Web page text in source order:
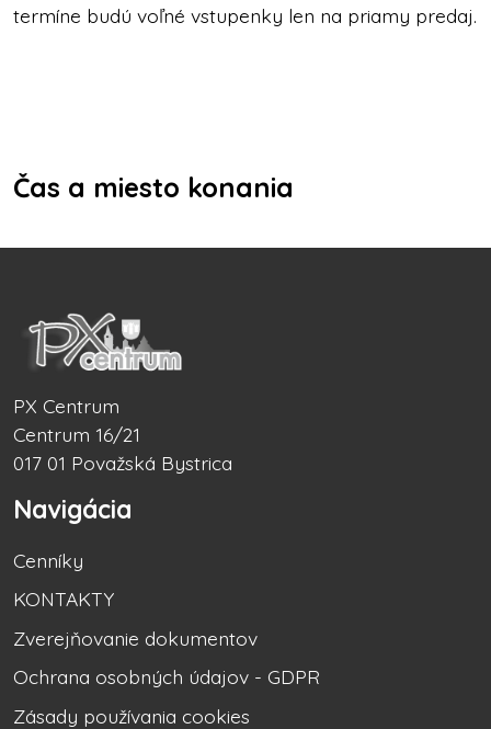
termíne budú voľné vstupenky len na priamy predaj.
Čas a miesto konania
PX Centrum
Centrum 16/21
017 01 Považská Bystrica
Navigácia
Cenníky
KONTAKTY
Zverejňovanie dokumentov
Ochrana osobných údajov - GDPR
Zásady používania cookies